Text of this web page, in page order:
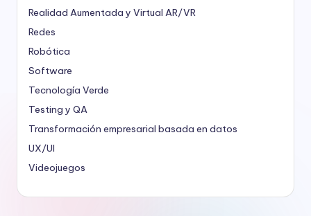
Realidad Aumentada y Virtual AR/VR
Redes
Robótica
Software
Tecnología Verde
Testing y QA
Transformación empresarial basada en datos
UX/UI
Videojuegos